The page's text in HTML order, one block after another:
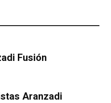
Fusión
Aranzadi